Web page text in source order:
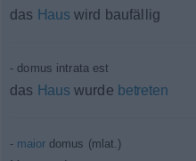
das Haus wird baufällig
domus intrata est
das Haus wurde betreten
maiordomus (mlat.)